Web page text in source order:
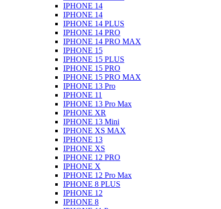
IPHONE 14
IPHONE 14
IPHONE 14 PLUS
IPHONE 14 PRO
IPHONE 14 PRO MAX
IPHONE 15
IPHONE 15 PLUS
IPHONE 15 PRO
IPHONE 15 PRO MAX
IPHONE 13 Pro
IPHONE 11
IPHONE 13 Pro Max
IPHONE XR
IPHONE 13 Mini
IPHONE XS MAX
IPHONE 13
IPHONE XS
IPHONE 12 PRO
IPHONE X
IPHONE 12 Pro Max
IPHONE 8 PLUS
IPHONE 12
IPHONE 8